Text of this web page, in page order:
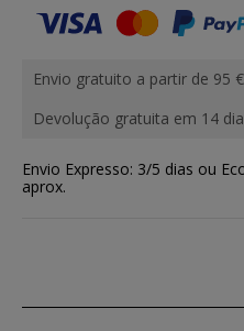
Envio gratuito a partir de 95 €
Devolução gratuita em 14
Envio Expresso: 3/5 dias ou
aprox.